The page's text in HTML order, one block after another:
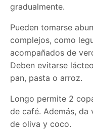
gradualmente.
Pueden tomarse
complejos, como
acompañados de
Deben evitarse
pan, pasta o arroz.
Longo permite 2
de café. Además, da
de oliva y coco.